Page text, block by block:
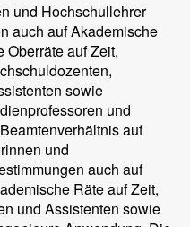
und Hochschullehrer
auch auf Akademische
Oberräte auf Zeit,
sowie
und
auf
und
auch auf
Räte auf Zeit,
und Assistenten sowie